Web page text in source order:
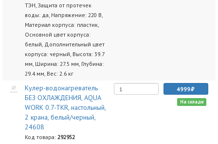
ТЭН, Защита от протечек
воды: да, Напряжение: 220 В,
Материал корпуса: пластик,
Основной цвет корпуса:
белый, Дополнительный цвет
корпуса: черный, Высота: 39.7
мм, Ширина: 27.5 мм, Глубина:
29.4 мм, Вес: 2.6 кг
Кулер-водонагреватель
БЕЗ ОХЛАЖДЕНИЯ, AQUA
WORK 0.7-TKR, настольный,
2 крана, белый/черный,
24608
Код товара: 292952
4999
На складе